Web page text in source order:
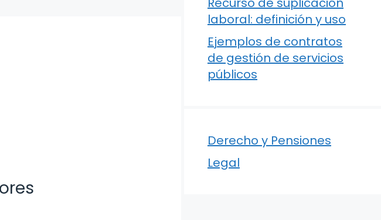
laboral: definición y uso
Ejemplos de contratos
de gestión de servicios
públicos
Derecho y Pensiones
Legal